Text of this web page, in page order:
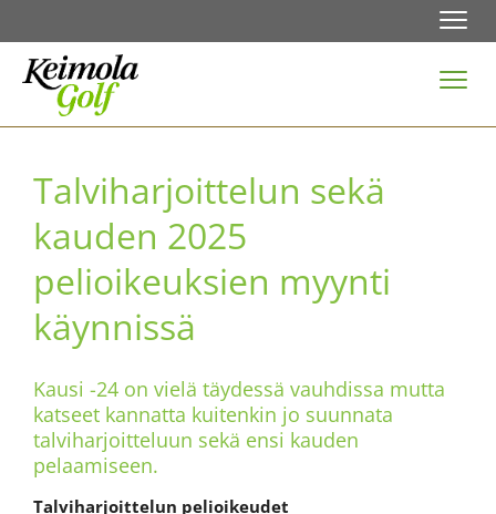
Talviharjoittelun sekä
kauden 2025
pelioikeuksien myynti
käynnissä
Kausi -24 on vielä täydessä vauhdissa mutta
katseet kannatta kuitenkin jo suunnata
talviharjoitteluun sekä ensi kauden
pelaamiseen.
Talviharjoittelun pelioikeudet